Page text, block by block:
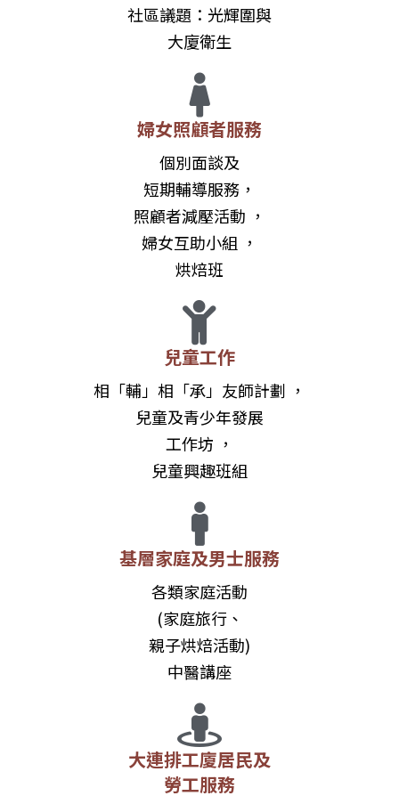
大廈衛生
婦女照顧者服務
個別面談及
短期輔導服務，
照顧者減壓活動 ，
婦女互助小組 ，
烘焙班
兒童工作
相「輔」相「承」友師計劃 ，
兒童及青少年發展
工作坊 ，
兒童興趣班組
基層家庭及男士服務
各類家庭活動
(家庭旅行、
親子烘焙活動)
中醫講座
大連排工廈居民及
勞工服務
社區資源講座，